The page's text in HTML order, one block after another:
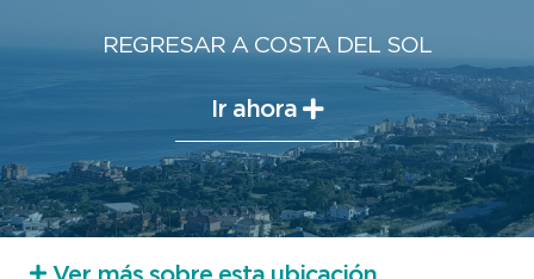
REGRESAR A COSTA DEL SOL
Ir ahora